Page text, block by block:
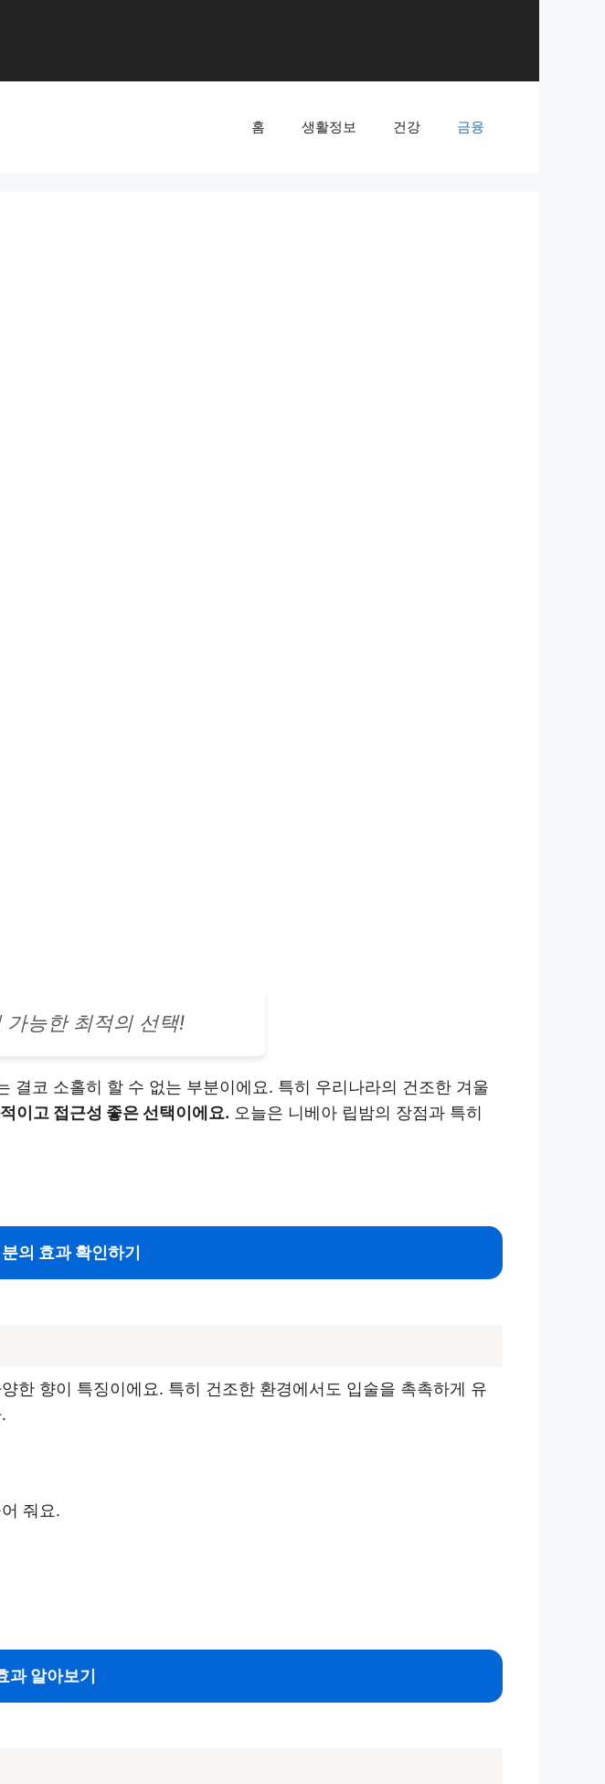
홈 생활정보 건강 금융
가능한 최적의 선택!
결코 소홀히 할 수 없는 부분이에요. 특히 우리나라의 건조한 겨울
이고 접근성 좋은 선택이에요. 오늘은 니베아 립밤의 장점과 특히
의 효과 확인하기
한 향이 특징이에요. 특히 건조한 환경에서도 입술을 촉촉하게 유
줘요.
과 알아보기